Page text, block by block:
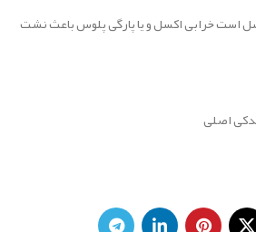
خرابی اکسل و یا پارگی پلوس باعث نشت
اصلی